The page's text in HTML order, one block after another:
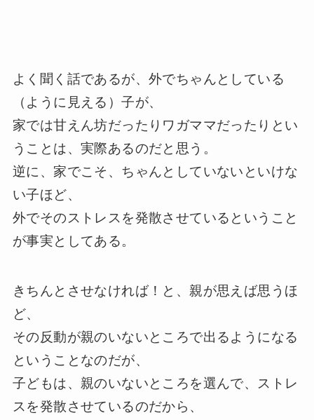
よく聞く話であるが、外でちゃんとしている
（ように見える）子が、
家では甘えん坊だったりワガママだったりとい
うことは、実際あるのだと思う。
逆に、家でこそ、ちゃんとしていないといけな
い子ほど、
外でそのストレスを発散させているということ
が事実としてある。
きちんとさせなければ！と、親が思えば思うほ
ど、
その反動が親のいないところで出るようになる
ということなのだが、
子どもは、親のいないところを選んで、ストレ
スを発散させているのだから、